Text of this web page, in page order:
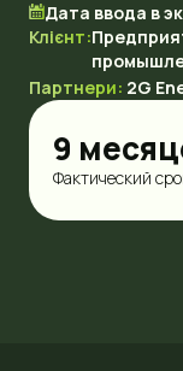
Клієнт:
Дата ввода в
Партнери: 2G
9
Фактический